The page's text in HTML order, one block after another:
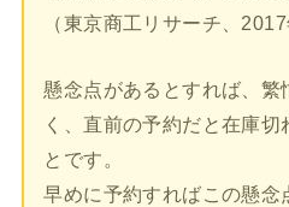
（東京商工リサーチ、
懸念点があるとすれば、繁
く、直前の予約だと在庫切
とです。
早めに予約すればこの懸念